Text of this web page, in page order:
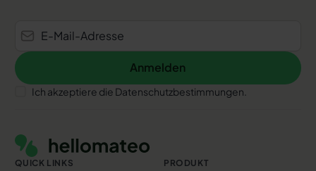
Anmelden
Anmelden
Ich akzeptiere die Datenschutzbestimmungen.
QUICK LINKS PRODUKT